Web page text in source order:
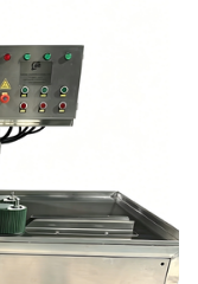
Przemysłowa maszyna do klasyfikowania ryb SUS304, Maszyna do sortowania owoców morza Multiscene
380V trwała maszyna do cięcia ryb i mięsa, wielofunkcyjna maszyna do fillu ryb